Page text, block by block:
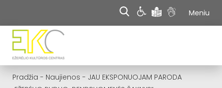
Meniu
Pradžia - Naujienos - JAU EKSPONUOJAM PARODA